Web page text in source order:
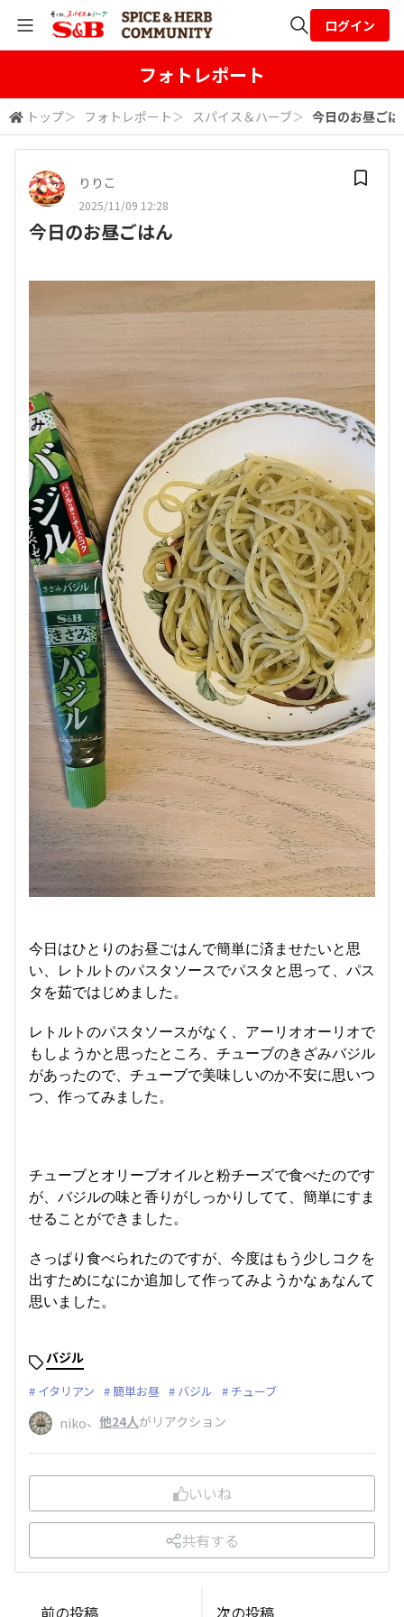
検索
ログイン
フォトレポート
トップ＞ フォトレポート ＞ スパイス＆ハーブ＞ 今日のお昼ごは
りりこ
2025/11/09 12:28
今日のお昼ごはん
今日はひとりのお昼ごはんで簡単に済ませたいと思
い、レトルトのパスタソースでパスタと思って、パス
タを茹ではじめました。
レトルトのパスタソースがなく、アーリオオーリオで
もしようかと思ったところ、チューブのきざみバジル
があったので、チューブで美味しいのか不安に思いつ
つ、作ってみました。
チューブとオリーブオイルと粉チーズで食べたのです
が、バジルの味と香りがしっかりしてて、簡単にすま
せることができました。
さっぱり食べられたのですが、今度はもう少しコクを
出すためになにか追加して作ってみようかなぁなんて
思いました。
バジル
イタリアン 簡単お昼 バジル チューブ
niko、 他24人がリアクション
いいね
共有する
前の投稿 次の投稿